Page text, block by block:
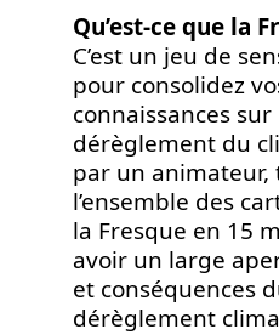
Qu’est-ce que la
C’est un jeu de
pour consolidez
connaissances sur
dérèglement du
par un animateur,
l’ensemble des
la Fresque en 15
avoir un large
et conséquences
dérèglement